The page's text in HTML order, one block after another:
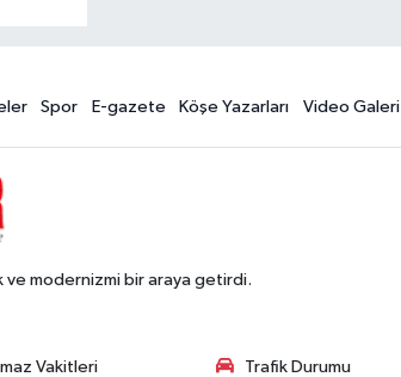
Spor E-gazete Köşe Yazarları Video Galeri
modernizmi bir araya getirdi.
Vakitleri Trafik Durumu